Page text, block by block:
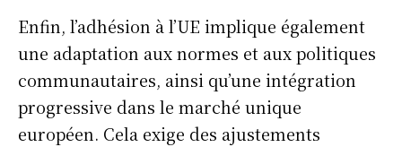
Enfin, l’adhésion à l’UE implique également
une adaptation aux normes et aux politiques
communautaires, ainsi qu’une intégration
progressive dans le marché unique
européen. Cela exige des ajustements